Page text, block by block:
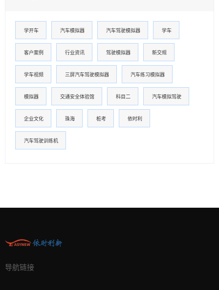
学开车 汽车模拟器 汽车驾驶模拟器 学车
客户案例 行业资讯 驾驶模拟器 新交规
学车视频 三屏汽车驾驶模拟器 汽车练习模拟器
模拟器 交通安全体验馆 科目二 汽车模拟驾驶
企业文化 珠海 桩考 依时利
汽车驾驶训练机
导航链接